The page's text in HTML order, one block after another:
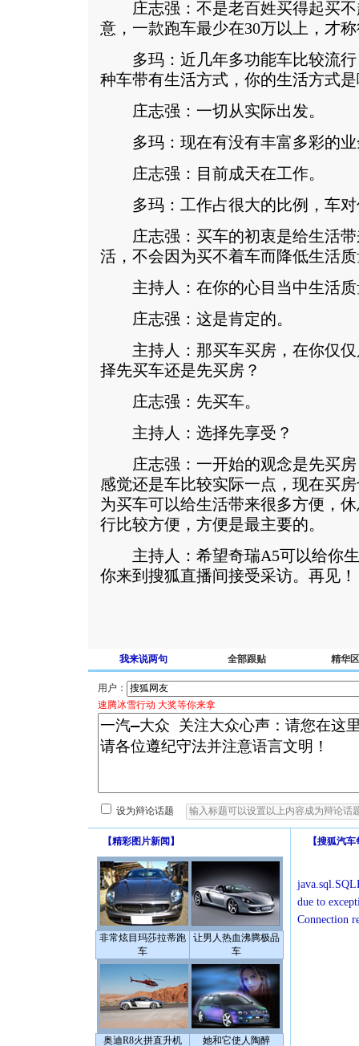
庄志强：不是老百姓买得起买不
意，一款跑车最少在30万以上，才
多玛：近几年多功能车比较流行
种车带有生活方式，你的生活方式
庄志强：一切从实际出发。
多玛：现在有没有丰富多彩的业
庄志强：目前成天在工作。
多玛：工作占很大的比例，车对
庄志强：买车的初衷是给生活带
活，不会因为买不着车而降低生活
主持人：在你的心目当中生活质
庄志强：这是肯定的。
主持人：那买车买房，在你仅仅
择先买车还是先买房？
庄志强：先买车。
主持人：选择先享受？
庄志强：一开始的观念是先买房
感觉还是车比较实际一点，现在买
为买车可以给生活带来很多方便，
行比较方便，方便是最主要的。
主持人：希望奇瑞A5可以给你生
你来到搜狐直播间接受采访。再见！
我来说两句 全部跟贴 精华区
用户：
速腾冰雪行动 大奖等你来拿
设为辩论话题
【精彩图片新闻 】
非常炫目玛莎拉蒂跑
车
让男人热血沸腾极品
车
奥迪R8火拼直升机 她和它使人陶醉
【搜狐汽车
due to
Connection